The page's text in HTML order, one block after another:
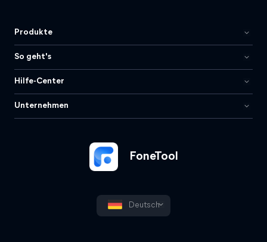
FoneTool
Deutsch
Produkte
So geht's
Hilfe-Center
Unternehmen